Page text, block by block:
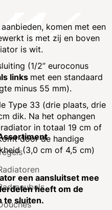
komen met een
is met zij en boven
is wit.
(1/2” euroconus
links met een standaard
minus 55 mm).
Type 33 (drie plaats, drie
dik. Na het ophangen
in totaal 19 cm of
door de handige
(3,0 cm of 4,5 cm)
een aansluitset mee
heeft om de
te sluiten.